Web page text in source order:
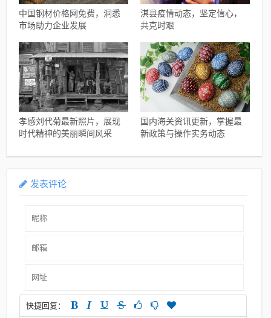
中国钢材价格网免费，洞悉
市场助力企业发展
淇县疫情动态，坚定信心，
共克时艰
孝感刘代菊最新照片，展现
时代精神的美丽瞬间风采
国内海关资讯更新，掌握最
新政策与操作实务动态
发表评论
快捷回复：